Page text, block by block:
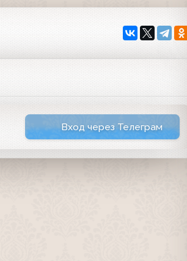
Вход через Телеграм